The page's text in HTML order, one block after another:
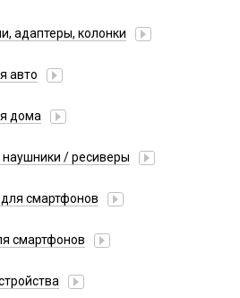
адаптеры, колонки
авто
автовизитки
дома
наушники / ресиверы
C
смартфонов
смартфонов